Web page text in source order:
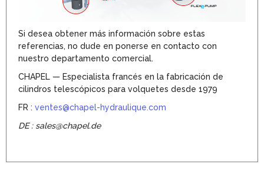
Si desea obtener más información sobre estas
referencias, no dude en ponerse en contacto con
nuestro departamento comercial.
CHAPEL — Especialista francés en la fabricación de
cilindros telescópicos para volquetes desde 1979
FR : ventes@chapel-hydraulique.com
DE : sales@chapel.de